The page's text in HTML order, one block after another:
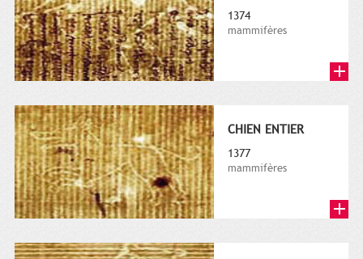
1374
mammifères
CHIEN ENTIER
1377
mammifères